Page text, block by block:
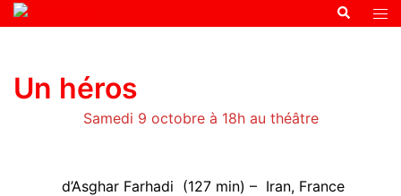
Un héros
Samedi 9 octobre à 18h au théâtre
d’Asghar Farhadi (127 min) – Iran, France